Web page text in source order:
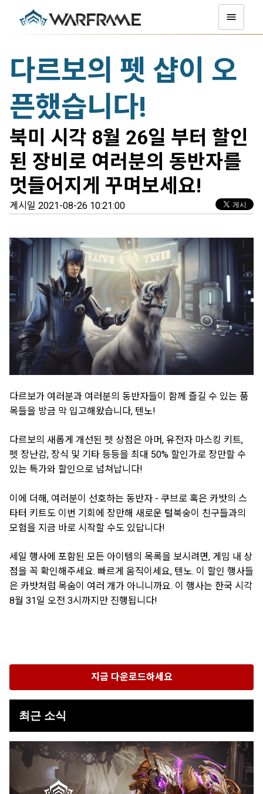
다르보의 펫 샵이 오
픈했습니다!
북미 시각 8월 26일 부터 할인
된 장비로 여러분의 동반자를
멋들어지게 꾸며보세요!
게시일 2021-08-26 10:21:00
다르보가 여러분과 여러분의 동반자들이 함께 즐길 수 있는 품
목들을 방금 막 입고해왔습니다, 텐노!
다르보의 새롭게 개선된 펫 상점은 아머, 유전자 마스킹 키트,
펫 장난감, 장식 및 기타 등등을 최대 50% 할인가로 장만할 수
있는 특가와 할인으로 넘쳐납니다!
이에 더해, 여러분이 선호하는 동반자 - 쿠브로 혹은 카밧의 스
타터 키트도 이번 기회에 장만해 새로운 털북숭이 친구들과의
모험을 지금 바로 시작할 수도 있답니다!
세일 행사에 포함된 모든 아이템의 목록을 보시려면, 게임 내 상
점을 꼭 확인해주세요. 빠르게 움직이세요, 텐노. 이 할인 행사들
은 카밧처럼 목숨이 여러 개가 아니니까요. 이 행사는 한국 시각
8월 31일 오전 3시까지만 진행됩니다!
지금 다운로드하세요
최근 소식